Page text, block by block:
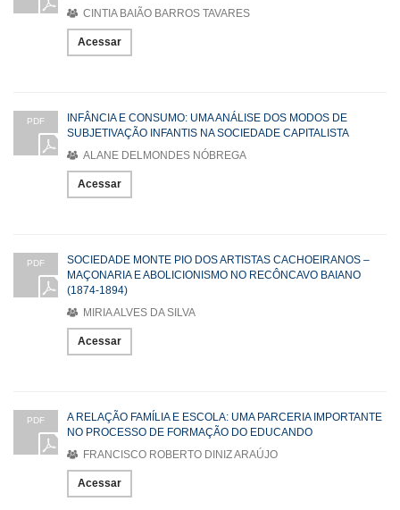
CINTIA BAIÃO BARROS TAVARES
Acessar
PDF
INFÂNCIA E CONSUMO: UMA ANÁLISE DOS MODOS DE
SUBJETIVAÇÃO INFANTIS NA SOCIEDADE CAPITALISTA
ALANE DELMONDES NÓBREGA
Acessar
PDF
SOCIEDADE MONTE PIO DOS ARTISTAS CACHOEIRANOS –
MAÇONARIA E ABOLICIONISMO NO RECÔNCAVO BAIANO
(1874-1894)
MIRIA ALVES DA SILVA
Acessar
PDF
A RELAÇÃO FAMÍLIA E ESCOLA: UMA PARCERIA IMPORTANTE
NO PROCESSO DE FORMAÇÃO DO EDUCANDO
FRANCISCO ROBERTO DINIZ ARAÚJO
Acessar